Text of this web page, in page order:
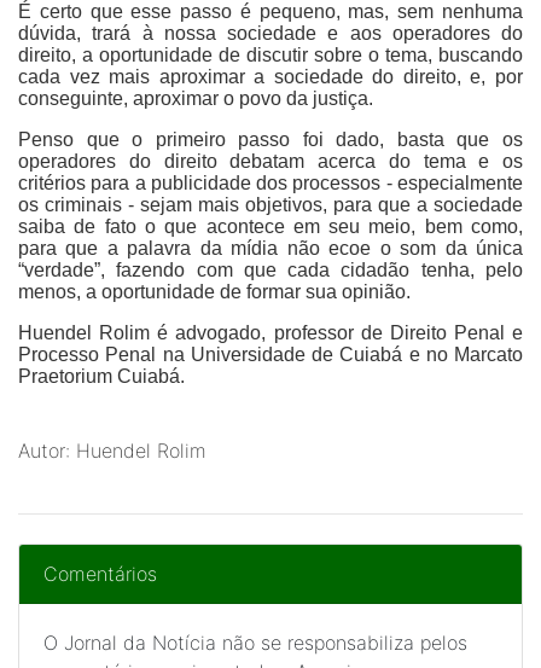
É certo que esse passo é pequeno, mas, sem nenhuma
dúvida, trará à nossa sociedade e aos operadores do
direito, a oportunidade de discutir sobre o tema, buscando
cada vez mais aproximar a sociedade do direito, e, por
conseguinte, aproximar o povo da justiça.
Penso que o primeiro passo foi dado, basta que os
operadores do direito debatam acerca do tema e os
critérios para a publicidade dos processos - especialmente
os criminais - sejam mais objetivos, para que a sociedade
saiba de fato o que acontece em seu meio, bem como,
para que a palavra da mídia não ecoe o som da única
“verdade”, fazendo com que cada cidadão tenha, pelo
menos, a oportunidade de formar sua opinião.
Huendel Rolim é advogado, professor de Direito Penal e
Processo Penal na Universidade de Cuiabá e no Marcato
Praetorium Cuiabá.
Autor: Huendel Rolim
Comentários
O Jornal da Notícia não se responsabiliza pelos